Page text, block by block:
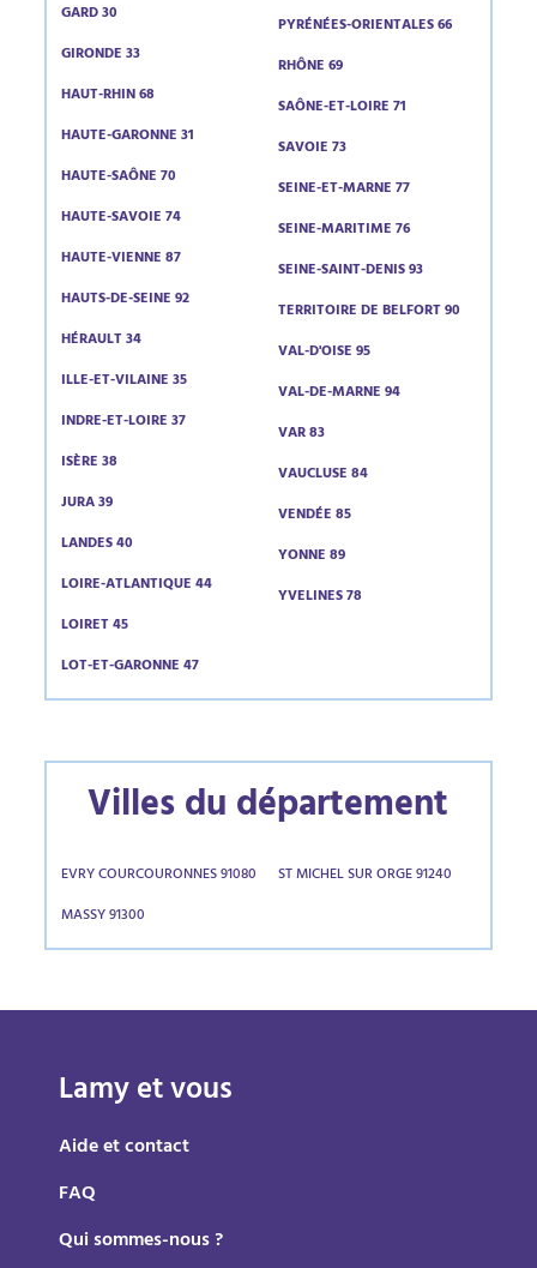
GARD 30
GIRONDE 33
HAUT-RHIN 68
HAUTE-GARONNE 31
HAUTE-SAÔNE 70
HAUTE-SAVOIE 74
HAUTE-VIENNE 87
HAUTS-DE-SEINE 92
HÉRAULT 34
ILLE-ET-VILAINE 35
INDRE-ET-LOIRE 37
ISÈRE 38
JURA 39
LANDES 40
LOIRE-ATLANTIQUE 44
LOIRET 45
LOT-ET-GARONNE 47
PYRÉNÉES-ORIENTALES 66
RHÔNE 69
SAÔNE-ET-LOIRE 71
SAVOIE 73
SEINE-ET-MARNE 77
SEINE-MARITIME 76
SEINE-SAINT-DENIS 93
TERRITOIRE DE BELFORT 90
VAL-D'OISE 95
VAL-DE-MARNE 94
VAR 83
VAUCLUSE 84
VENDÉE 85
YONNE 89
YVELINES 78
Villes du département
EVRY COURCOURONNES 91080
MASSY 91300
ST MICHEL SUR ORGE 91240
Lamy et vous
Aide et contact
FAQ
Qui sommes-nous ?